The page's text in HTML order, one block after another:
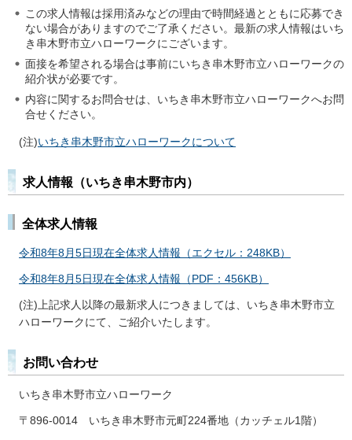
この求人情報は採用済みなどの理由で時間経過とともに応募でき
ない場合がありますのでご了承ください。最新の求人情報はいち
き串木野市立ハローワークにございます。
面接を希望される場合は事前にいちき串木野市立ハローワークの
紹介状が必要です。
内容に関するお問合せは、いちき串木野市立ハローワークへお問
合せください。
(注)いちき串木野市立ハローワークについて
求人情報（いちき串木野市内）
全体求人情報
令和8年8月5日現在全体求人情報（エクセル：248KB）
令和8年8月5日現在全体求人情報（PDF：456KB）
(注)上記求人以降の最新求人につきましては、いちき串木野市立
ハローワークにて、ご紹介いたします。
お問い合わせ
いちき串木野市立ハローワーク
〒896-0014 いちき串木野市元町224番地（カッチェル1階）